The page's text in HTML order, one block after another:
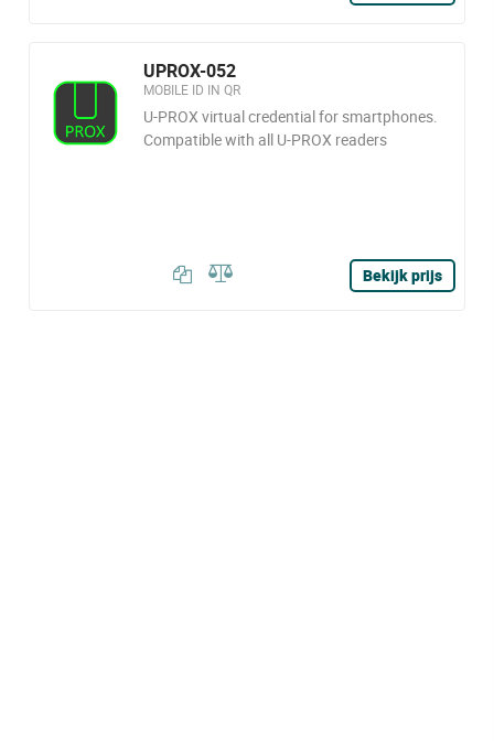
UPROX-052
MOBILE ID IN QR
U-PROX virtual credential for smartphones.
Compatible with all U-PROX readers
Bekijk prijs